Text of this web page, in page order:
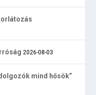
2026-08-03
mind hősök”